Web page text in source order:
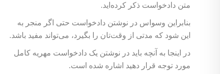
متن دادخواست ذکر کرده‌اید.
بنابراین وسواس در نوشتن دادخواست حتی اگر منجر به
این شود که مدتی از وقت‌‌تان را بگیرد، می‌‌تواند مفید باشد.
در اینجا به آنچه باید در نوشتن یک دادخواست مهریه کامل
مورد توجه قرار دهید اشاره شده است.